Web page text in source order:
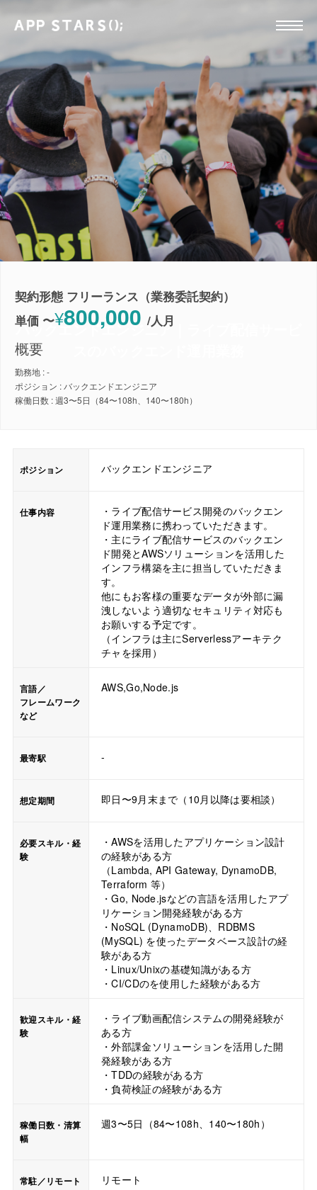
バックエンドエンジニア｜ライブ配信サービ
契約形態 フリーランス（業務委託契約）
単価 〜¥800,000 /人月
概要
勤務地 : -
ポジション : バックエンドエンジニア
稼働日数 : 週3〜5日（84〜108h、140〜180h）
ポジション バックエンドエンジニア
仕事内容
・ライブ配信サービス開発のバックエン
ド運用業務に携わっていただきます。
・主にライブ配信サービスのバックエン
ド開発とAWSソリューションを活用した
インフラ構築を主に担当していただきま
す。
他にもお客様の重要なデータが外部に漏
洩しないよう適切なセキュリティ対応も
お願いする予定です。
（インフラは主にServerlessアーキテク
チャを採用）
言語／
フレームワーク
など
AWS,Go,Node.js
最寄駅 -
想定期間 即日〜9月末まで（10月以降は要相談）
必要スキル・経
験
・AWSを活用したアプリケーション設計
の経験がある方
（Lambda, API Gateway, DynamoDB,
Terraform 等）
・Go, Node.jsなどの言語を活用したアプ
リケーション開発経験がある方
・NoSQL (DynamoDB)、RDBMS
(MySQL) を使ったデータベース設計の経
験がある方
・Linux/Unixの基礎知識がある方
・CI/CDのを使用した経験がある方
歓迎スキル・経
験
・ライブ動画配信システムの開発経験が
ある方
・外部課金ソリューションを活用した開
発経験がある方
・TDDの経験がある方
・負荷検証の経験がある方
稼働日数・清算
幅
週3〜5日（84〜108h、140〜180h）
常駐／リモート リモート